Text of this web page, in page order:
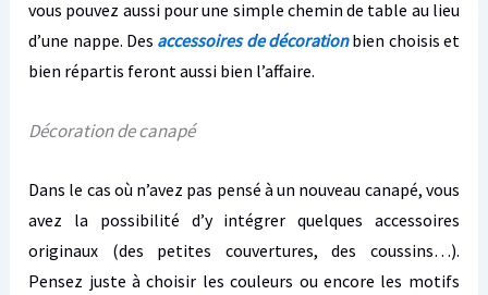
vous pouvez aussi pour une simple chemin de table au lieu
d’une nappe. Des accessoires de décorationbien choisis et
bien répartis feront aussi bien l’affaire.
Décoration de canapé
Dans le cas où n’avez pas pensé à un nouveau canapé, vous
avez la possibilité d’y intégrer quelques accessoires
originaux (des petites couvertures, des coussins…).
Pensez juste à choisir les couleurs ou encore les motifs